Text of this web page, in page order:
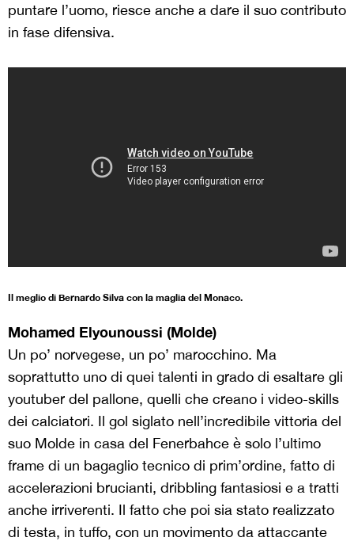
puntare l’uomo, riesce anche a dare il suo contributo
in fase difensiva.
Il meglio di Bernardo Silva con la maglia del Monaco.
Mohamed Elyounoussi (Molde)
Un po’ norvegese, un po’ marocchino. Ma
soprattutto uno di quei talenti in grado di esaltare gli
youtuber del pallone, quelli che creano i video-skills
dei calciatori. Il gol siglato nell’incredibile vittoria del
suo Molde in casa del Fenerbahce è solo l’ultimo
frame di un bagaglio tecnico di prim’ordine, fatto di
accelerazioni brucianti, dribbling fantasiosi e a tratti
anche irriverenti. Il fatto che poi sia stato realizzato
di testa, in tuffo, con un movimento da attaccante